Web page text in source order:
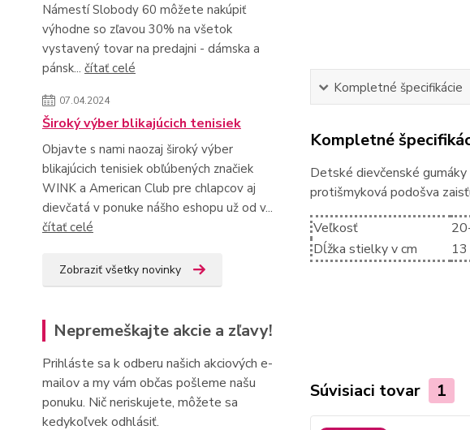
Námestí Slobody 60 môžete nakúpiť
výhodne so zľavou 30% na všetok
vystavený tovar na predajni - dámska a
pánsk... čítať celé
07.04.2024
Široký výber blikajúcich tenisiek
Objavte s nami naozaj široký výber
blikajúcich tenisiek obľúbených značiek
WINK a American Club pre chlapcov aj
dievčatá v ponuke nášho eshopu už od v...
čítať celé
Zobraziť všetky novinky
Nepremeškajte akcie a zľavy!
Prihláste sa k odberu našich akciových e-
mailov a my vám občas pošleme našu
ponuku. Nič neriskujete, môžete sa
kedykoľvek odhlásiť.
Kompletné špecifikácie
Kompletné
Detské dievčenské
protišmyková podošva
Veľkosť
Dĺžka stielky v cm
13
Súvisiaci tovar 1